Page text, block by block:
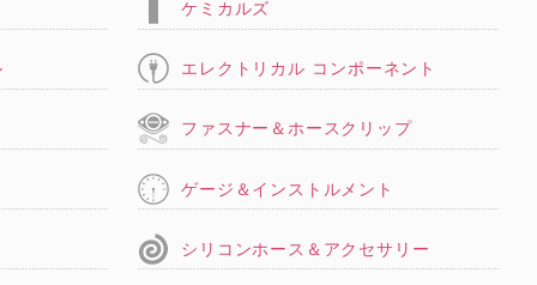
ケミカルズ
エレクトリカル コンポーネント
ファスナー＆ホースクリップ
ゲージ＆インストルメント
シリコンホース＆アクセサリー